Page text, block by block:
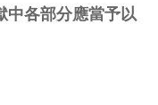
中各部分應當予以